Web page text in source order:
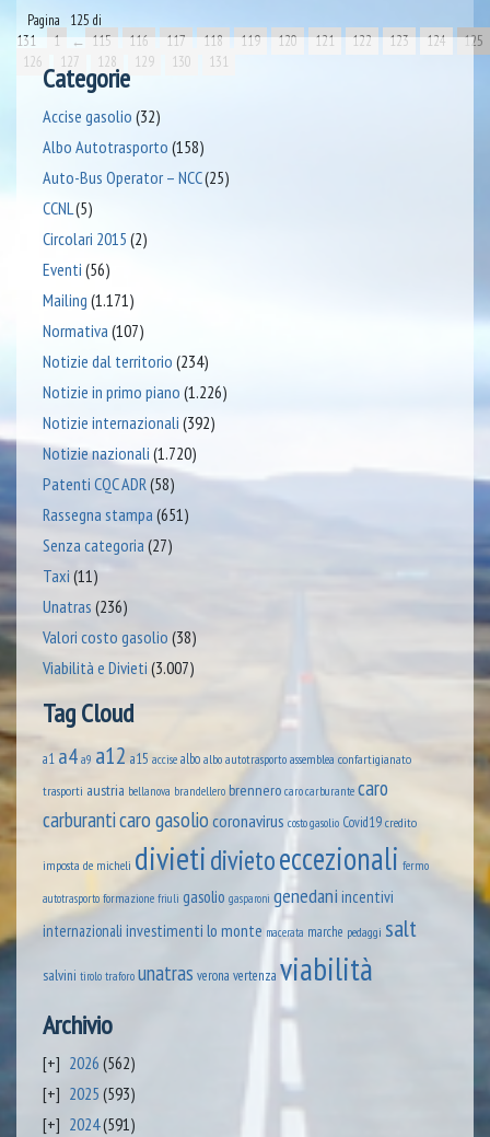
Pagina 125 di
131
1 ← 115 116 117 118 119 120 121 122 123 124
125
126
127 128 129 130 131
Categorie
Accise gasolio (32)
Albo Autotrasporto (158)
Auto-Bus Operator – NCC(25)
CCNL(5)
Circolari 2015 (2)
Eventi (56)
Mailing (1.171)
Normativa (107)
Notizie dal territorio (234)
Notizie in primo piano (1.226)
Notizie internazionali (392)
Notizie nazionali (1.720)
Patenti CQC ADR(58)
Rassegna stampa (651)
Senza categoria (27)
Taxi (11)
Unatras (236)
Valori costo gasolio (38)
Viabilità e Divieti (3.007)
Tag Cloud
a1 a4 a9 a12 a15 accise albo albo autotrasporto assemblea confartigianato
trasporti austria bellanova brandellero brennero caro carburante caro
carburanticaro gasoliocoronavirus costo gasolio Covid19credito
imposta de micheli divietidivietoeccezionali fermo
autotrasporto formazione friuli gasolio gasparoni genedani incentivi
internazionali investimenti lo monte macerata marche pedaggi salt
salvini tirolo traforo unatras verona vertenza viabilità
Archivio
2026 (562)
2025 (593)
2024(591)